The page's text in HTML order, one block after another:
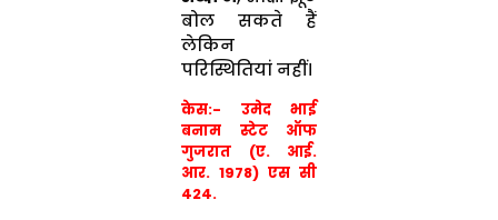
बोल सकते हैं
लेकिन
परिस्थितियां नहीं।
केस:- उमेद भाई
बनाम स्टेट ऑफ
गुजरात (ए. आई.
आर. 1978) एस सी
424.